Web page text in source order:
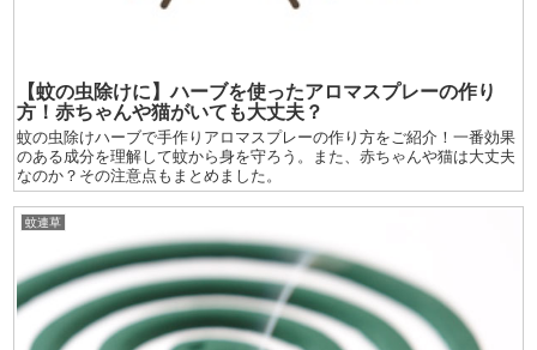
【蚊の虫除けに】ハーブを使ったアロマスプレーの作り
方！赤ちゃんや猫がいても大丈夫？
蚊の虫除けハーブで手作りアロマスプレーの作り方をご紹介！一番効果
のある成分を理解して蚊から身を守ろう。また、赤ちゃんや猫は大丈夫
なのか？その注意点もまとめました。
蚊連草